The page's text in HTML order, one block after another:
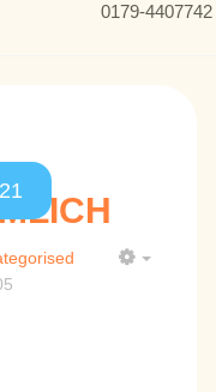
0179-4407742